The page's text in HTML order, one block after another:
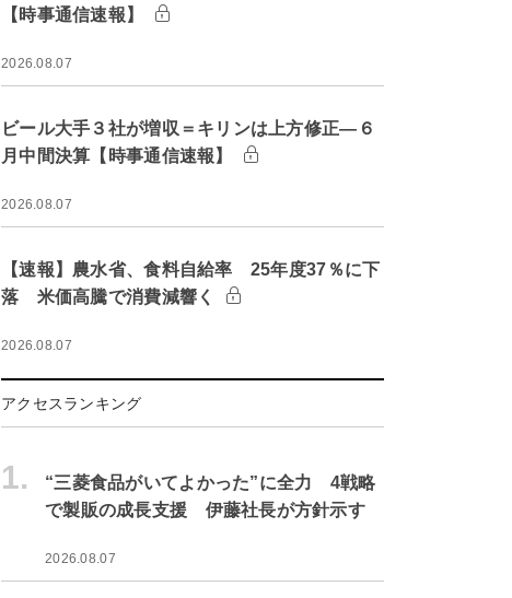
【時事通信速報】
2026.08.07
ビール大手３社が増収＝キリンは上方修正―６
月中間決算【時事通信速報】
2026.08.07
【速報】農水省、食料自給率 25年度37％に下
落 米価高騰で消費減響く
2026.08.07
アクセスランキング
1.
“三菱食品がいてよかった”に全力 4戦略
で製販の成長支援 伊藤社長が方針示す
2026.08.07